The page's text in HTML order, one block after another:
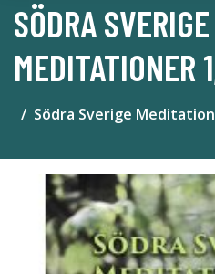
SÖDRA SVERIGE
MEDITATIONER
Södra Sverige